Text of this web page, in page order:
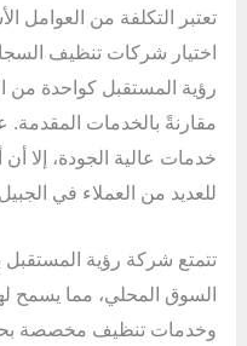
تعتبر التكلفة من العوامل
اختيار شركات تنظيف
رؤية المستقبل كواحدة من
مقارنةً بالخدمات
خدمات عالية الجودة، إلا
للعديد من العملاء في
تتمتع شركة رؤية
السوق المحلي، مما يسمح
وخدمات تنظيف مخصصة